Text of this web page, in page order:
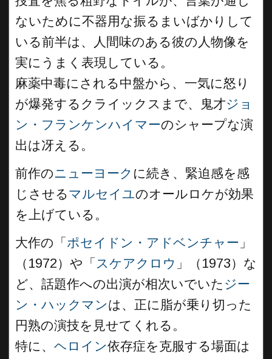
ないために不器用な振るまいばかりして
いる前半は、人間味のある彼の人物像を
実にうまく表現している。
麻薬中毒にされる中盤から、一気に怒り
が爆発するクライックスまで、鬼才ジョ
ン・フランケンハイマーのシャープな演
出は冴える。
前作のニューヨーク に続き、緊迫感を感
じさせるマルセイユのオールロケが効果
を上げている。
大作の「 ポセイドン・アドベンチャー 」
（1972）や「 スケアクロウ 」（1973）な
ど、話題作への出演が相次いでいた ジー
ン・ハックマンは、正に脂が乗り切った
円熟の演技を見せてくれる。
特に、 ヘロイン依存症を克服する場面は